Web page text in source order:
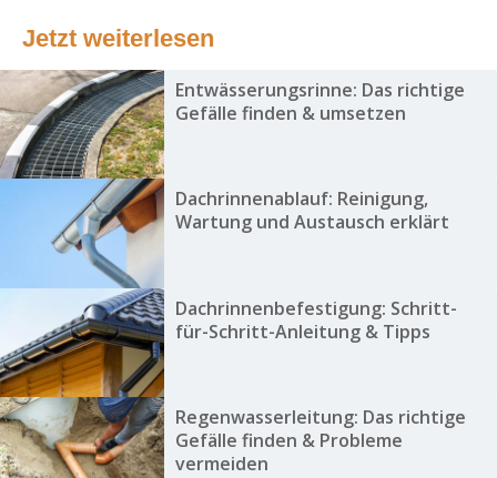
Jetzt weiterlesen
Entwässerungsrinne: Das richtige
Gefälle finden & umsetzen
Dachrinnenablauf: Reinigung,
Wartung und Austausch erklärt
Dachrinnenbefestigung: Schritt-
für-Schritt-Anleitung & Tipps
Regenwasserleitung: Das richtige
Gefälle finden & Probleme
vermeiden